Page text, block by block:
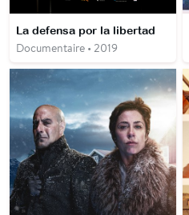
La defensa por la libertad
Documentaire • 2019